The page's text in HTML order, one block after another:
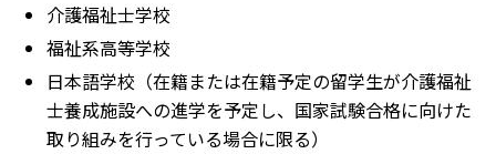
介護福祉士学校
福祉系高等学校
日本語学校（在籍または在籍予定の留学生が介護福祉
士養成施設への進学を予定し、国家試験合格に向けた
取り組みを行っている場合に限る）